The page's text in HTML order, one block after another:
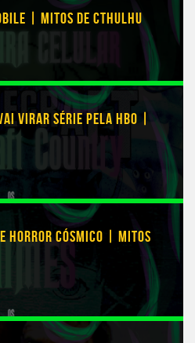
| MITOS DE CTHULHU
VIRAR SÉRIE PELA HBO |
HORROR CÓSMICO | MITOS